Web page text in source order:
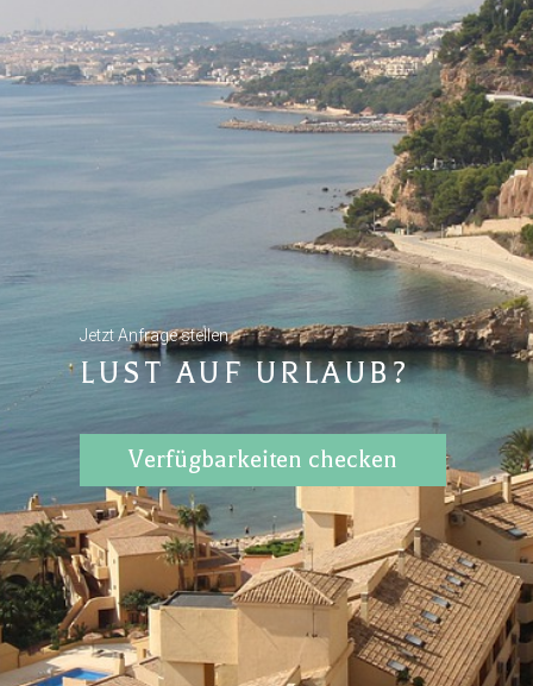
Jetzt Anfrage stellen
LUST AUF URLAUB?
Verfügbarkeiten checken